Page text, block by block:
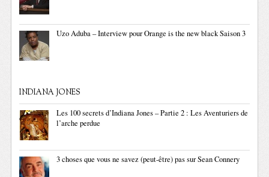
Uzo Aduba – Interview pour Orange is the new black Saison 3
INDIANA JONES
Les 100 secrets d’Indiana Jones – Partie 2 : Les Aventuriers de
l’arche perdue
3 choses que vous ne savez (peut-être) pas sur Sean Connery